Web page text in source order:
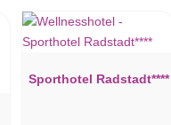
Sporthotel Radstadt****